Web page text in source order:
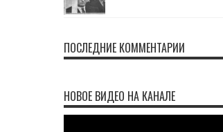
ПОСЛЕДНИЕ КОММЕНТАРИИ
НОВОЕ ВИДЕО НА КАНАЛЕ